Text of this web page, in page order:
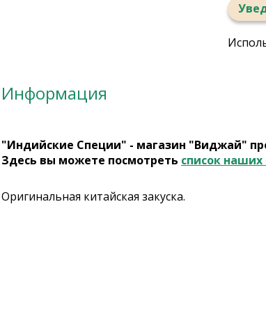
Информация
"Индийские Специи" - магазин "Виджай"
Здесь вы можете посмотреть список наших
Оригинальная китайская закуска.